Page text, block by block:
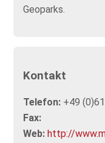
Geoparks.
Kontakt
Telefon: +49
Fax:
Web: http://